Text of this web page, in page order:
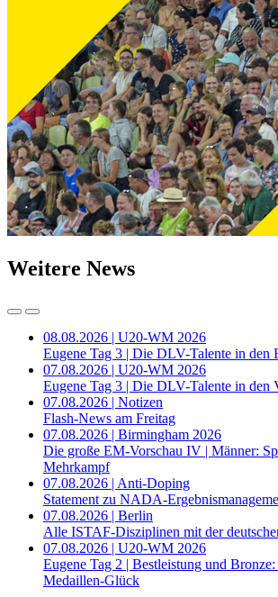
Weitere News
08.08.2026 | U20-WM 2026
Eugene Tag 3 | Die DLV-Talente in den
07.08.2026 | U20-WM 2026
Eugene Tag 3 | Die DLV-Talente in den
07.08.2026 | Notizen
Flash-News am Freitag
07.08.2026 | Birmingham 2026
Die große EM-Vorschau IV | Männer:
Mehrkampf
07.08.2026 | Anti-Doping
Statement zu NADA-
07.08.2026 | Berlin
Alle ISTAF-Disziplinen mit der
07.08.2026 | U20-WM 2026
Eugene Tag 2 | Bestleistung und
Medaillen-Glück